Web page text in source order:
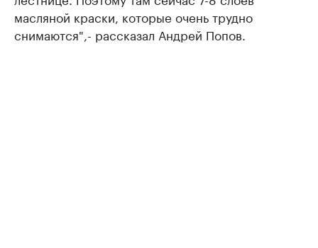
масляной краски, которые очень трудно
снимаются",- рассказал Андрей Попов.